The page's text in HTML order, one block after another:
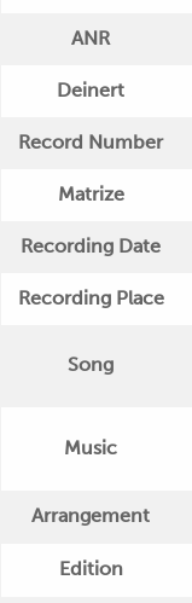
ANR
Deinert
Record Number
Matrize
Recording Date
Recording Place
Song
Music
Arrangement
Edition